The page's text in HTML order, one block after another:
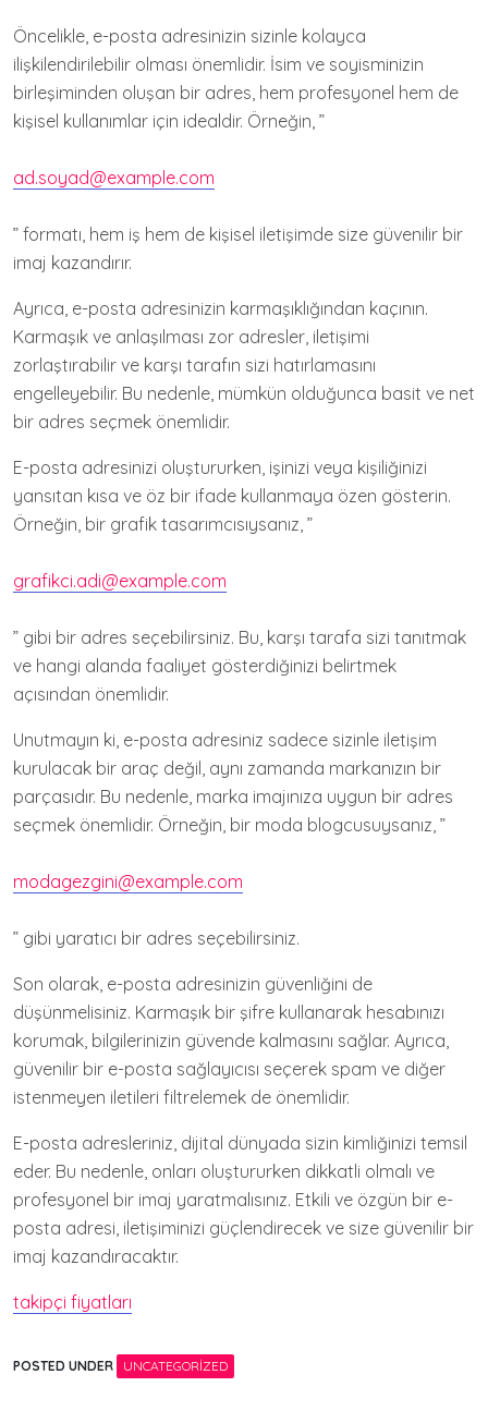
Öncelikle, e-posta adresinizin sizinle kolayca
ilişkilendirilebilir olması önemlidir. İsim ve soyisminizin
birleşiminden oluşan bir adres, hem profesyonel hem de
kişisel kullanımlar için idealdir. Örneğin, ”
ad.soyad@example.com
” formatı, hem iş hem de kişisel iletişimde size güvenilir bir
imaj kazandırır.
Ayrıca, e-posta adresinizin karmaşıklığından kaçının.
Karmaşık ve anlaşılması zor adresler, iletişimi
zorlaştırabilir ve karşı tarafın sizi hatırlamasını
engelleyebilir. Bu nedenle, mümkün olduğunca basit ve net
bir adres seçmek önemlidir.
E-posta adresinizi oluştururken, işinizi veya kişiliğinizi
yansıtan kısa ve öz bir ifade kullanmaya özen gösterin.
Örneğin, bir grafik tasarımcısıysanız, ”
grafikci.adi@example.com
” gibi bir adres seçebilirsiniz. Bu, karşı tarafa sizi tanıtmak
ve hangi alanda faaliyet gösterdiğinizi belirtmek
açısından önemlidir.
Unutmayın ki, e-posta adresiniz sadece sizinle iletişim
kurulacak bir araç değil, aynı zamanda markanızın bir
parçasıdır. Bu nedenle, marka imajınıza uygun bir adres
seçmek önemlidir. Örneğin, bir moda blogcusuysanız, ”
modagezgini@example.com
” gibi yaratıcı bir adres seçebilirsiniz.
Son olarak, e-posta adresinizin güvenliğini de
düşünmelisiniz. Karmaşık bir şifre kullanarak hesabınızı
korumak, bilgilerinizin güvende kalmasını sağlar. Ayrıca,
güvenilir bir e-posta sağlayıcısı seçerek spam ve diğer
istenmeyen iletileri filtrelemek de önemlidir.
E-posta adresleriniz, dijital dünyada sizin kimliğinizi temsil
eder. Bu nedenle, onları oluştururken dikkatli olmalı ve
profesyonel bir imaj yaratmalısınız. Etkili ve özgün bir e-
posta adresi, iletişiminizi güçlendirecek ve size güvenilir bir
imaj kazandıracaktır.
takipçi fiyatları
POSTED UNDER UNCATEGORIZED